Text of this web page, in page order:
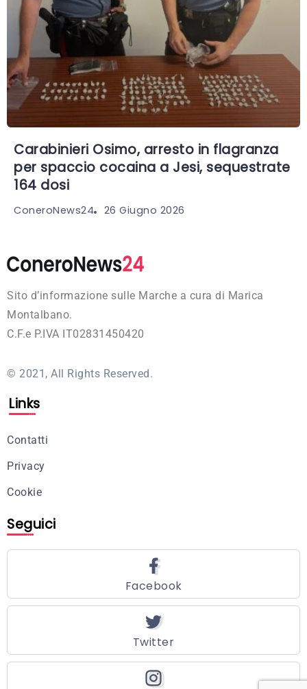
Carabinieri Osimo, arresto in flagranza
per spaccio cocaina a Jesi, sequestrate
164 dosi
ConeroNews24 26 Giugno 2026
Sito d’informazione sulle Marche a cura di Marica
Montalbano.
C.F.e P.IVA IT02831450420
© 2021, All Rights Reserved.
Links
Contatti
Privacy
Cookie
Seguici
Facebook
Twitter